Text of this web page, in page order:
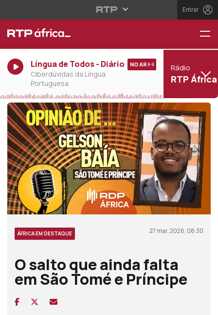
Entrar
Língua de Todos - Diário
Ciberdúvidas da Língua
Portuguesa
NO AR Rádio
RTP África
ÁFRICA EM DESTAQUE 27 mar, 2026, 08:30
O salto que ainda falta
em São Tomé e Príncipe